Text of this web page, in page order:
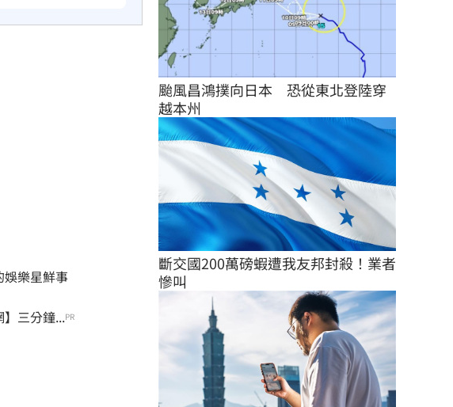
樂星鮮事
三分鐘...PR
颱風昌鴻撲向日本　恐從東北登陸穿
越本州
斷交國200萬磅蝦遭我友邦封殺！業者
慘叫